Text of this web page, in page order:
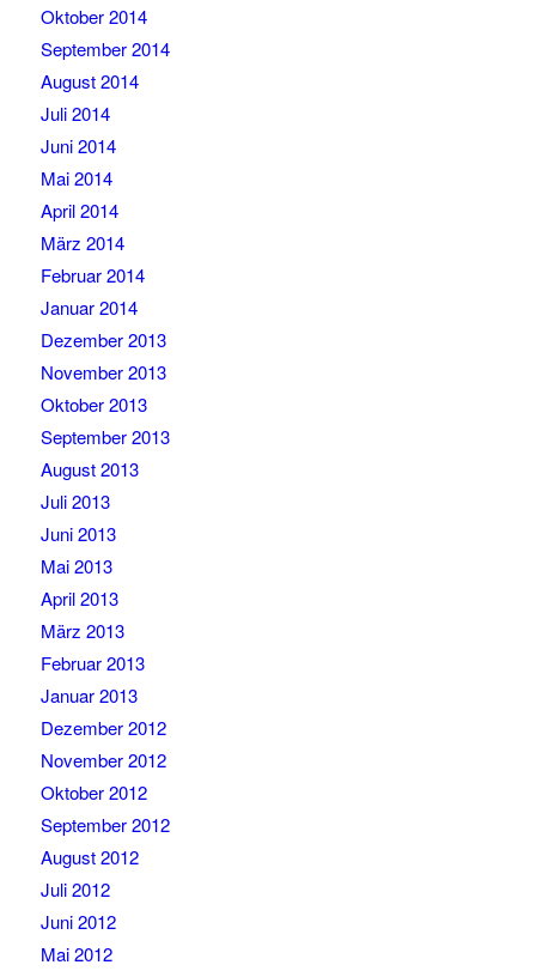
Oktober 2014
September 2014
August 2014
Juli 2014
Juni 2014
Mai 2014
April 2014
März 2014
Februar 2014
Januar 2014
Dezember 2013
November 2013
Oktober 2013
September 2013
August 2013
Juli 2013
Juni 2013
Mai 2013
April 2013
März 2013
Februar 2013
Januar 2013
Dezember 2012
November 2012
Oktober 2012
September 2012
August 2012
Juli 2012
Juni 2012
Mai 2012